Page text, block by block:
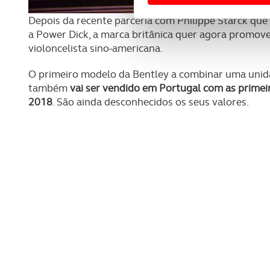
Usamos cookies para
funcionalidades de redes
Adicionalmente partilhamos
O ACP garantirá que as
consentimento e quando tal
Depois da recente parceria com Philippe Starck
a Power Dick, a marca britânica quer agora
violoncelista sino-americana.
O primeiro modelo da Bentley a combinar uma
tambémvai ser vendido em Portugal com as
2018. São ainda desconhecidos os seus valores.